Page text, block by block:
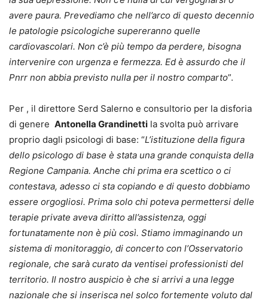
avere paura. Prevediamo che nell’arco di questo decennio
le patologie psicologiche supereranno quelle
cardiovascolari. Non c’è più tempo da perdere, bisogna
intervenire con urgenza e fermezza. Ed è assurdo che il
Pnrr non abbia previsto nulla per il nostro comparto”.
Per , il direttore Serd Salerno e consultorio per la disforia
di genere Antonella Grandinetti la svolta può arrivare
proprio dagli psicologi di base: “L’istituzione della figura
dello psicologo di base è stata una grande conquista della
Regione Campania. Anche chi prima era scettico o ci
contestava, adesso ci sta copiando e di questo dobbiamo
essere orgogliosi. Prima solo chi poteva permettersi delle
terapie private aveva diritto all’assistenza, oggi
fortunatamente non è più così. Stiamo immaginando un
sistema di monitoraggio, di concerto con l’Osservatorio
regionale, che sarà curato da ventisei professionisti del
territorio. Il nostro auspicio è che si arrivi a una legge
nazionale che si inserisca nel solco fortemente voluto dal